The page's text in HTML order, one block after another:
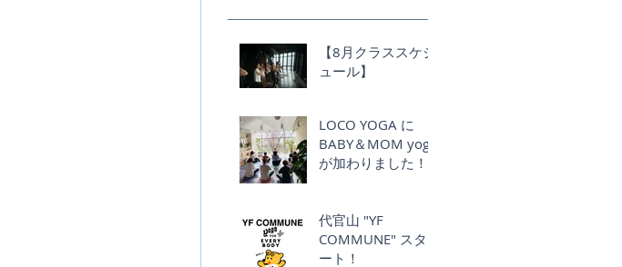
【8月クラススケジ
ュール】
LOCO YOGA に
BABY＆MOM yoga
が加わりました！
代官山 "YF
COMMUNE" スタ
ート！